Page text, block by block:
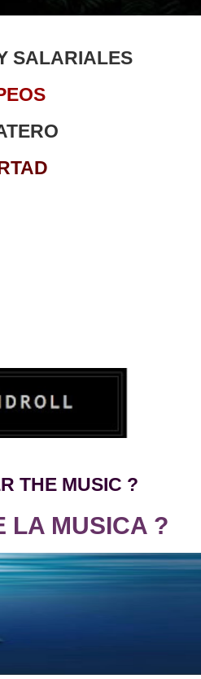
SALARIALES
THE MUSIC ?
LA MUSICA ?